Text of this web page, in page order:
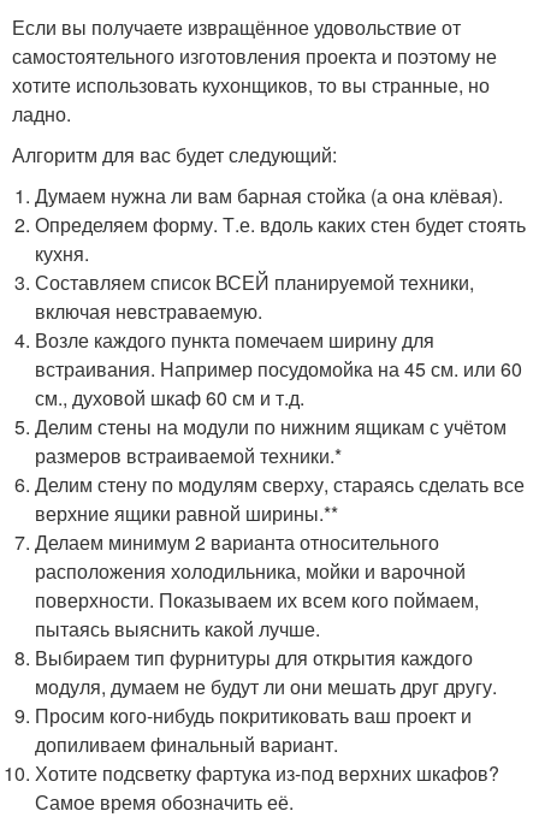
Если вы получаете извращённое удовольствие от
самостоятельного изготовления проекта и поэтому не
хотите использовать кухонщиков, то вы странные, но
ладно.
Алгоритм для вас будет следующий:
Думаем нужна ли вам барная стойка (а она клёвая).
Определяем форму. Т.е. вдоль каких стен будет стоять
кухня.
Составляем список ВСЕЙ планируемой техники,
включая невстраваемую.
Возле каждого пункта помечаем ширину для
встраивания. Например посудомойка на 45 см. или 60
см., духовой шкаф 60 см и т.д.
Делим стены на модули по нижним ящикам с учётом
размеров встраиваемой техники.*
Делим стену по модулям сверху, стараясь сделать все
верхние ящики равной ширины.**
Делаем минимум 2 варианта относительного
расположения холодильника, мойки и варочной
поверхности. Показываем их всем кого поймаем,
пытаясь выяснить какой лучше.
Выбираем тип фурнитуры для открытия каждого
модуля, думаем не будут ли они мешать друг другу.
Просим кого-нибудь покритиковать ваш проект и
допиливаем финальный вариант.
Хотите подсветку фартука из-под верхних шкафов?
Самое время обозначить её.